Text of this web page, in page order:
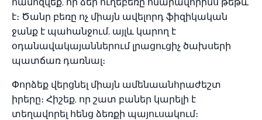
է։ Ծանր բեռը ոչ միայն ավելորդ ֆիզիկական
ջանք է պահանջում, այլև կարող է
օդանավակայաններում լրացուցիչ ծախսերի
պատճառ դառնալ։
Փորձեք վերցնել միայն ամենաանհրաժեշտ
իրերը։ Հիշեք, որ շատ բաներ կարելի է
տեղավորել հենց ձեռքի պայուսակում։